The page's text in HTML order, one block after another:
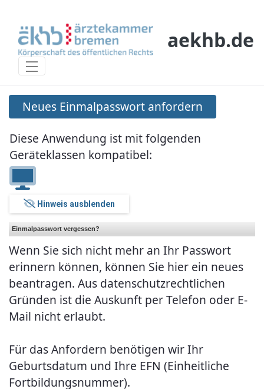
aekhb.de
Neues Einmalpasswort anfordern
Neues Einmalpasswort anfordern
Diese Anwendung ist mit folgenden
Geräteklassen kompatibel:
Hinweis ausblenden
Einmalpasswort vergessen?
Wenn Sie sich nicht mehr an Ihr Passwort
erinnern können, können Sie hier ein neues
beantragen. Aus datenschutzrechtlichen
Gründen ist die Auskunft per Telefon oder E-
Mail nicht erlaubt.
Für das Anfordern benötigen wir Ihr
Geburtsdatum und Ihre EFN (Einheitliche
Fortbildungsnummer).